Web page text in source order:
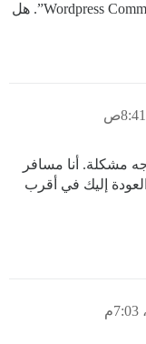
نطاقات “Wordpress Pubblishing” و “Wordpress Commenting”. هل
مشكلة. أنا مسافر
إليك في أقرب